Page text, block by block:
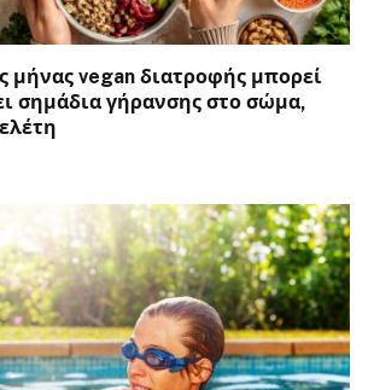
μήνας vegan διατροφής μπορεί
σημάδια γήρανσης στο σώμα,